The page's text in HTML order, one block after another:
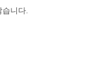
습니다.